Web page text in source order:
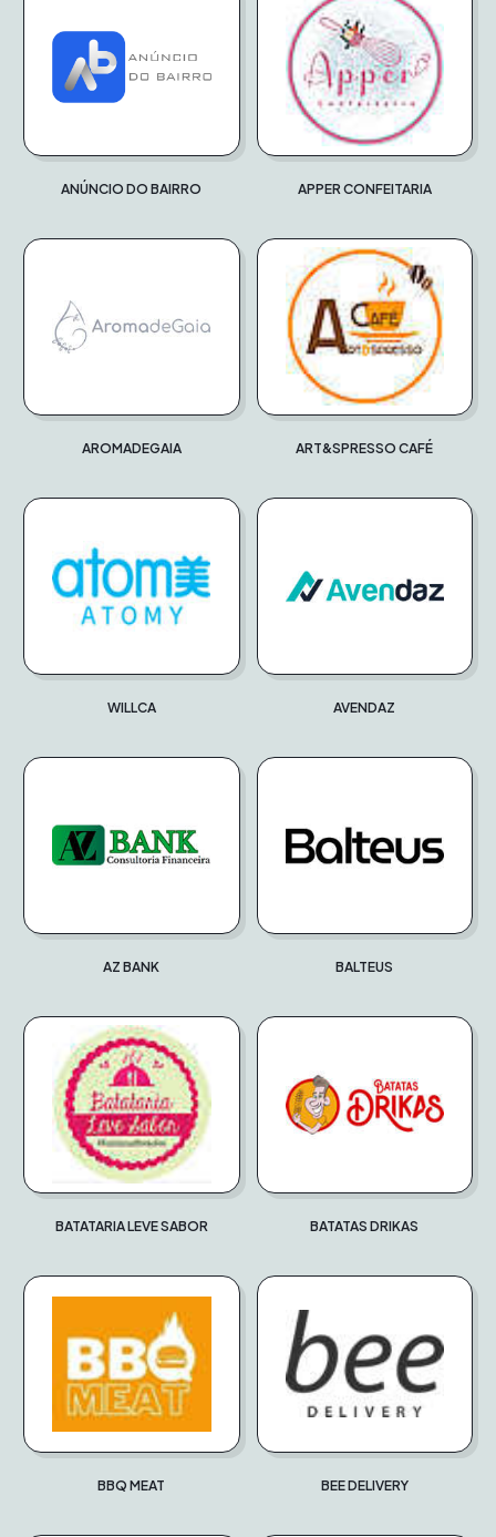
ANÚNCIO DO BAIRRO APPER CONFEITARIA
AROMADEGAIA ART&SPRESSO CAFÉ
WILLCA AVENDAZ
AZ BANK BALTEUS
BATATARIA LEVE SABOR BATATAS DRIKAS
BBQ MEAT BEE DELIVERY